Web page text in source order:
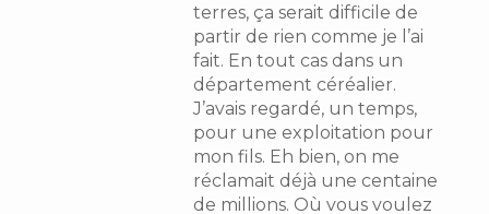
terres, ça serait difficile de
partir de rien comme je l’ai
fait. En tout cas dans un
département céréalier.
J’avais regardé, un temps,
pour une exploitation pour
mon fils. Eh bien, on me
réclamait déjà une centaine
de millions. Où vous voulez